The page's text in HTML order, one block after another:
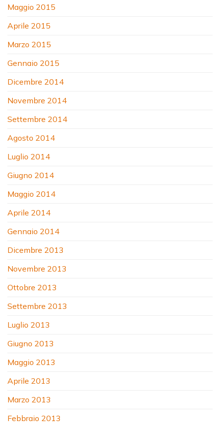
Maggio 2015
Aprile 2015
Marzo 2015
Gennaio 2015
Dicembre 2014
Novembre 2014
Settembre 2014
Agosto 2014
Luglio 2014
Giugno 2014
Maggio 2014
Aprile 2014
Gennaio 2014
Dicembre 2013
Novembre 2013
Ottobre 2013
Settembre 2013
Luglio 2013
Giugno 2013
Maggio 2013
Aprile 2013
Marzo 2013
Febbraio 2013